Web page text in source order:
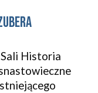
Historia